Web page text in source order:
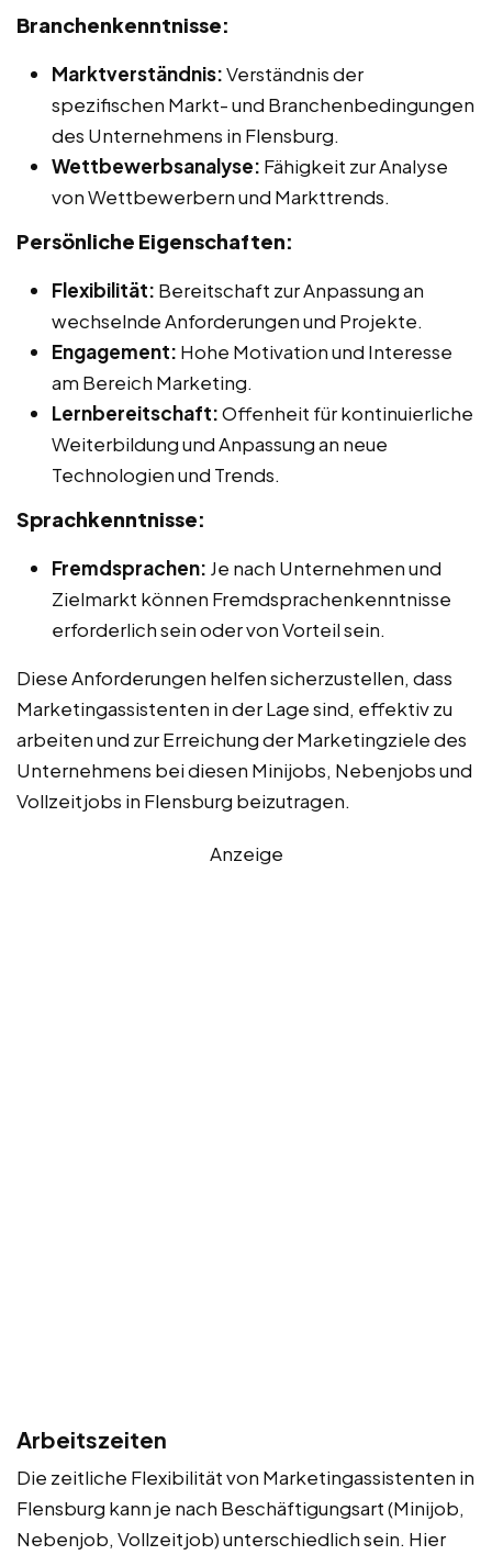
Branchenkenntnisse:
Marktverständnis:Verständnis der
spezifischen Markt- und Branchenbedingungen
des Unternehmens in Flensburg.
Wettbewerbsanalyse: Fähigkeit zur Analyse
von Wettbewerbern und Markttrends.
Persönliche Eigenschaften:
Flexibilität: Bereitschaft zur Anpassung an
wechselnde Anforderungen und Projekte.
Engagement: Hohe Motivation und Interesse
am Bereich Marketing.
Lernbereitschaft:Offenheit für kontinuierliche
Weiterbildung und Anpassung an neue
Technologien und Trends.
Sprachkenntnisse:
Fremdsprachen: Je nach Unternehmen und
Zielmarkt können Fremdsprachenkenntnisse
erforderlich sein oder von Vorteil sein.
Diese Anforderungen helfen sicherzustellen, dass
Marketingassistenten in der Lage sind, effektiv zu
arbeiten und zur Erreichung der Marketingziele des
Unternehmens bei diesen Minijobs, Nebenjobs und
Vollzeitjobs in Flensburg beizutragen.
Anzeige
Arbeitszeiten
Die zeitliche Flexibilität von Marketingassistenten in
Flensburg kann je nach Beschäftigungsart (Minijob,
Nebenjob, Vollzeitjob) unterschiedlich sein. Hier